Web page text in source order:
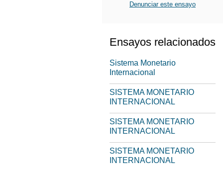
Denunciar este ensayo
Ensayos relacionados
Sistema Monetario
Internacional
SISTEMA MONETARIO
INTERNACIONAL
SISTEMA MONETARIO
INTERNACIONAL
SISTEMA MONETARIO
INTERNACIONAL